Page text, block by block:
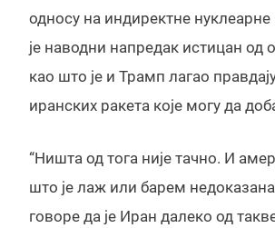
односу на индиректне
је наводни напредак истицан од
као што је и Трамп лагао
иранских ракета које могу да
“Ништа од тога није тачно. И
што је лаж или барем
говоре да је Иран далеко од